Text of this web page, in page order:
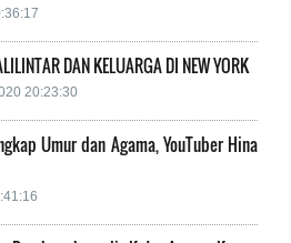
DAN KELUARGA DI NEW YORK
20:23:30
Umur dan Agama, YouTuber Hina